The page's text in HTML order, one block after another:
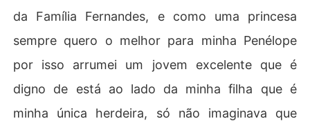
da Família Fernandes, e como uma princesa
sempre quero o melhor para minha Penélope
por isso arrumei um jovem excelente que é
digno de está ao lado da minha filha que é
minha única herdeira, só não imaginava que